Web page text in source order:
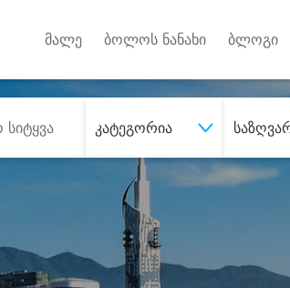
მალე ბოლოს ნანახი ბლოგი
კატეგორია
სასურველი